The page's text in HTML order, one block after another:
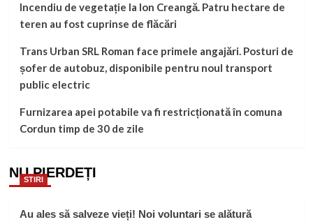
Incendiu de vegetație la Ion Creangă. Patru hectare de
teren au fost cuprinse de flăcări
Trans Urban SRL Roman face primele angajări. Posturi de
șofer de autobuz, disponibile pentru noul transport
public electric
Furnizarea apei potabile va fi restricționată în comuna
Cordun timp de 30 de zile
NU PIERDEȚI
STIRI
Au ales să salveze vieți! Noi voluntari se alătură